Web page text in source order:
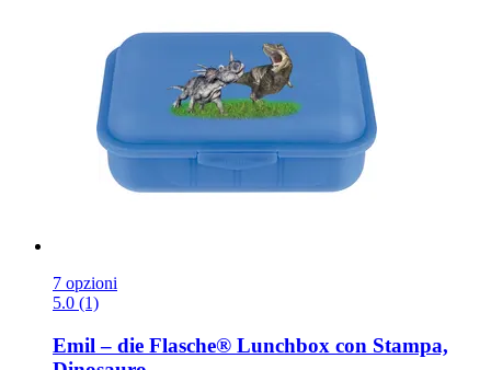
7 opzioni
5.0 (1)
Emil – die Flasche® Lunchbox con Stampa,